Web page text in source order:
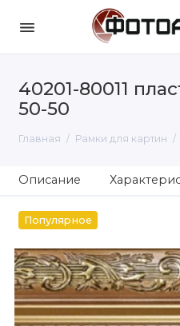
40201-80011
50-50
Главная Рамки для картин
Описание
Популярное